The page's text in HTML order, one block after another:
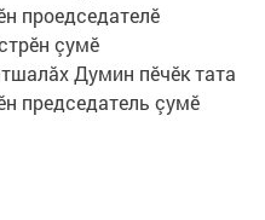
проедседателӗ
çумӗ
Думин пӗчӗк тата
председатель çумӗ